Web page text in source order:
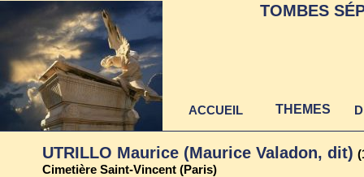
UTRILLO Maurice (Maurice Valadon, dit)
Cimetière Saint-Vincent (Paris)
TOMBES
ACCUEIL THEMES